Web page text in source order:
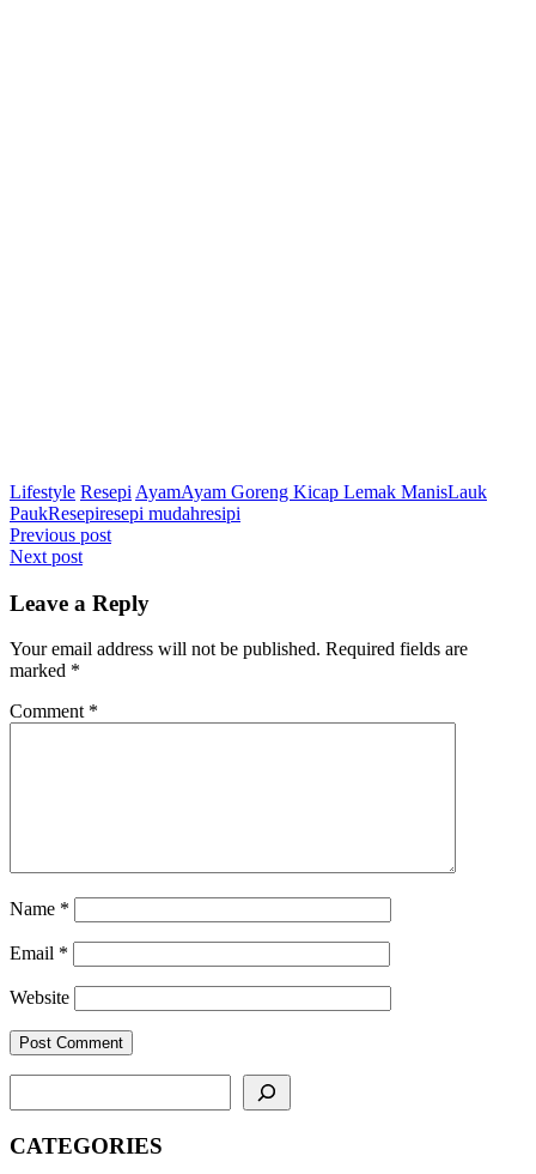
Lifestyle Resepi AyamAyam Goreng Kicap Lemak ManisLauk
PaukResepiresepi mudahresipi
Post
navigation
Previous post
Next post
Leave a Reply
Your email address will not be published. Required fields are
marked *
Comment *
Name *
Email *
Website
CATEGORIES